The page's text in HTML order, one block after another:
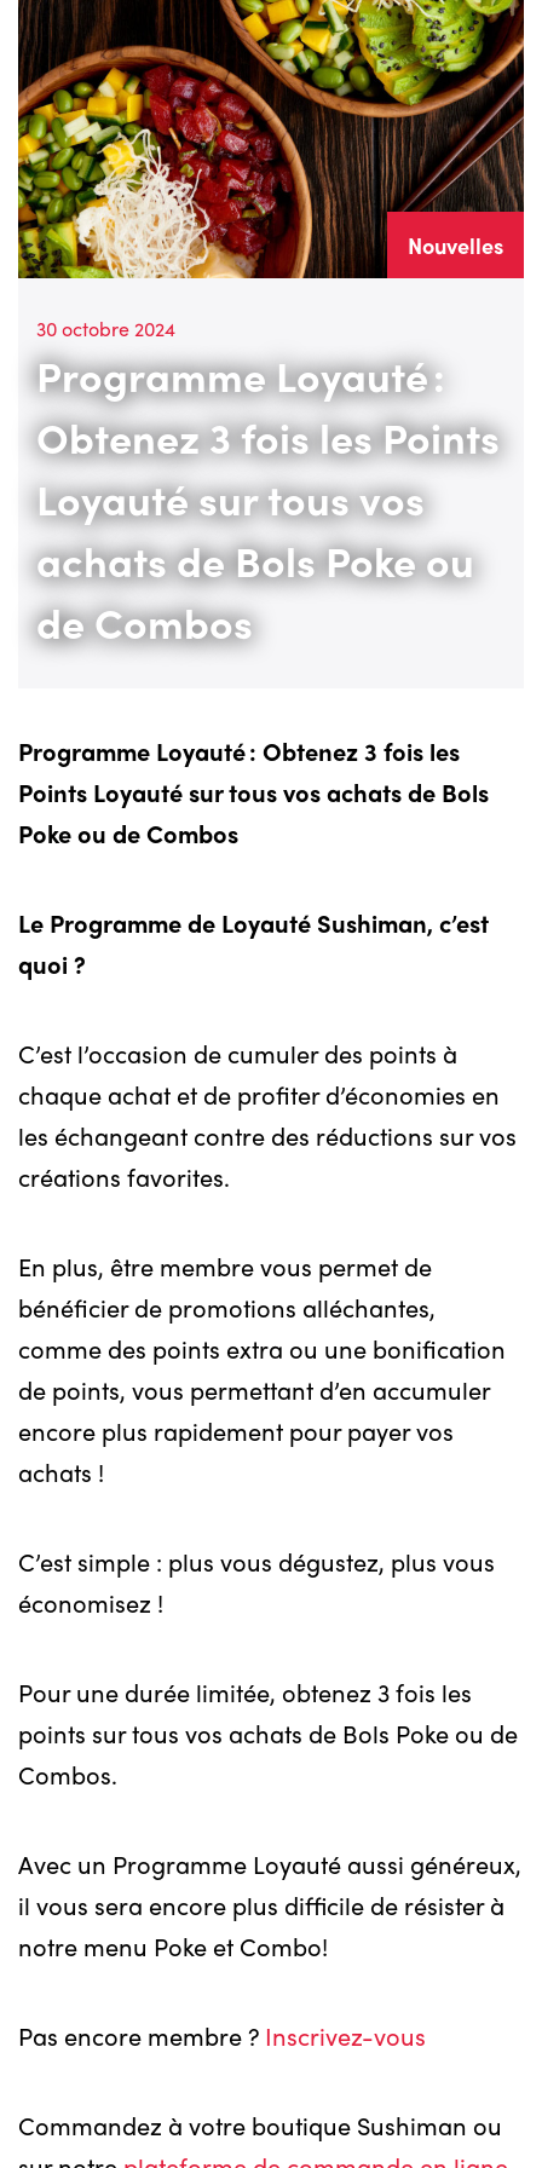
Nouvelles
30 octobre 2024
Programme Loyauté :
Obtenez 3 fois les Points
Loyauté sur tous vos
achats de Bols Poke ou
de Combos
Programme Loyauté : Obtenez 3 fois les
Points Loyauté sur tous vos achats de Bols
Poke ou de Combos
Le Programme de Loyauté Sushiman, c’est
quoi ?
C’est l’occasion de cumuler des points à
chaque achat et de profiter d’économies en
les échangeant contre des réductions sur vos
créations favorites.
En plus, être membre vous permet de
bénéficier de promotions alléchantes,
comme des points extra ou une bonification
de points, vous permettant d’en accumuler
encore plus rapidement pour payer vos
achats !
C’est simple : plus vous dégustez, plus vous
économisez !
Pour une durée limitée, obtenez 3 fois les
points sur tous vos achats de Bols Poke ou de
Combos.
Avec un Programme Loyauté aussi généreux,
il vous sera encore plus difficile de résister à
notre menu Poke et Combo!
Pas encore membre ? Inscrivez-vous
Commandez à votre boutique Sushiman ou